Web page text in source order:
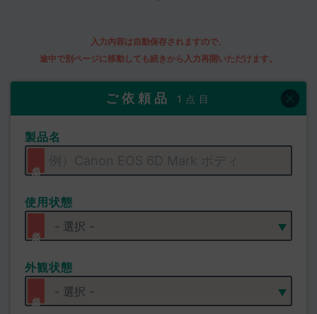
入力内容は自動保存されますので、
途中で別ページに移動しても続きから入力再開いただけます。
ご依頼品 1点目
製品名
使用状態
外観状態